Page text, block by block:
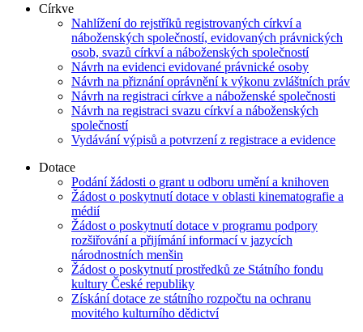
Církve
Nahlížení do rejstříků registrovaných církví a
náboženských společností, evidovaných právnických
osob, svazů církví a náboženských společností
Návrh na evidenci evidované právnické osoby
Návrh na přiznání oprávnění k výkonu zvláštních práv
Návrh na registraci církve a náboženské společnosti
Návrh na registraci svazu církví a náboženských
společností
Vydávání výpisů a potvrzení z registrace a evidence
Dotace
Podání žádosti o grant u odboru umění a knihoven
Žádost o poskytnutí dotace v oblasti kinematografie a
médií
Žádost o poskytnutí dotace v programu podpory
rozšiřování a přijímání informací v jazycích
národnostních menšin
Žádost o poskytnutí prostředků ze Státního fondu
kultury České republiky
Získání dotace ze státního rozpočtu na ochranu
movitého kulturního dědictví